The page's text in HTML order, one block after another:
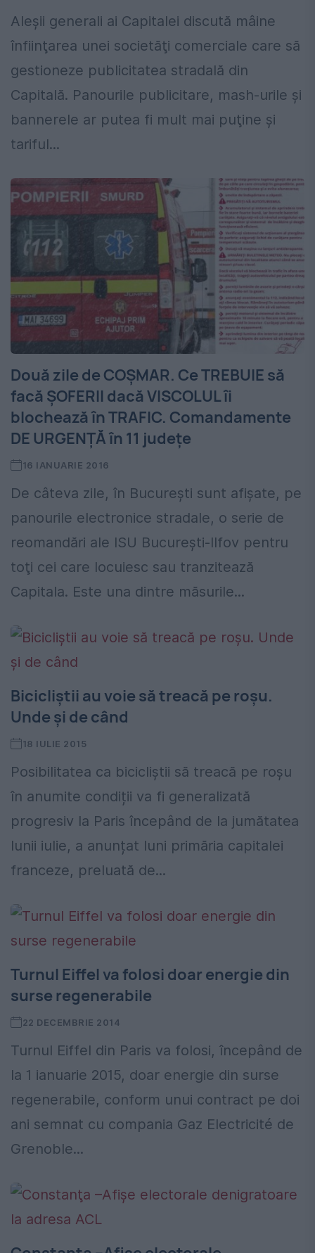
Aleşii generali ai Capitalei discută mâine
înfiinţarea unei societăţi comerciale care să
gestioneze publicitatea stradală din
Capitală. Panourile publicitare, mash-urile şi
bannerele ar putea fi mult mai puţine şi
tariful...
Două zile de COŞMAR. Ce TREBUIE să
facă ŞOFERII dacă VISCOLUL îi
blochează în TRAFIC. Comandamente
DE URGENŢĂ în 11 judeţe
16 IANUARIE 2016
De câteva zile, în Bucureşti sunt afişate, pe
panourile electronice stradale, o serie de
reomandări ale ISU Bucureşti-Ilfov pentru
toţi cei care locuiesc sau tranzitează
Capitala. Este una dintre măsurile...
Bicicliștii au voie să treacă pe roșu.
Unde și de când
18 IULIE 2015
Posibilitatea ca bicicliștii să treacă pe roșu
în anumite condiții va fi generalizată
progresiv la Paris începând de la jumătatea
lunii iulie, a anunțat luni primăria capitalei
franceze, preluată de...
Turnul Eiffel va folosi doar energie din
surse regenerabile
22 DECEMBRIE 2014
Turnul Eiffel din Paris va folosi, începând de
la 1 ianuarie 2015, doar energie din surse
regenerabile, conform unui contract pe doi
ani semnat cu compania Gaz Electricité de
Grenoble...